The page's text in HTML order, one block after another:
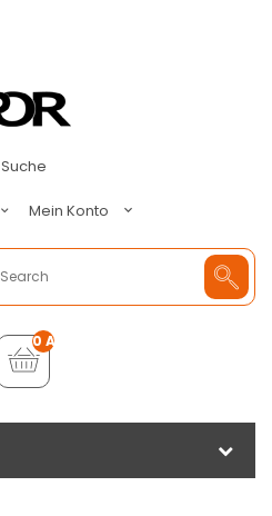
Suche
Mein Konto
0 Artikel - €0,00